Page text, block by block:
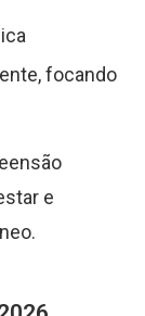
focando
e